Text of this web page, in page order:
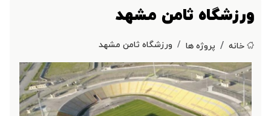
ورزشگاه ثامن مشهد
خانه پروژه ها ورزشگاه ثامن مشهد